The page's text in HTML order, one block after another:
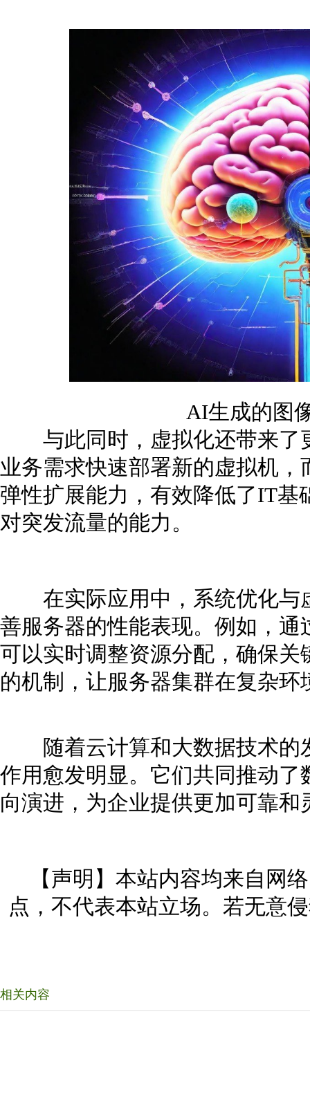
AI生成的图
与此同时，虚拟化还带来了
业务需求快速部署新的虚拟机
弹性扩展能力，有效降低了IT基
对突发流量的能力。
在实际应用中，系统优化与
善服务器的性能表现。例如，
可以实时调整资源分配，确保
的机制，让服务器集群在复杂
随着云计算和大数据技术的
作用愈发明显。它们共同推动
向演进，为企业提供更加可靠和
【声明】本站内容均来自网
点，不代表本站立场。若无意
相关内容